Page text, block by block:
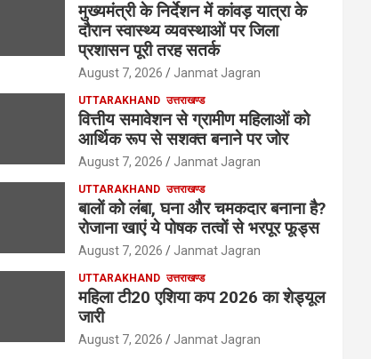
मुख्यमंत्री के निर्देशन में कांवड़ यात्रा के
दौरान स्वास्थ्य व्यवस्थाओं पर जिला
प्रशासन पूरी तरह सतर्क
August 7, 2026 Janmat Jagran
UTTARAKHAND उत्तराखण्ड
वित्तीय समावेशन से ग्रामीण महिलाओं को
आर्थिक रूप से सशक्त बनाने पर जोर
August 7, 2026 Janmat Jagran
UTTARAKHAND उत्तराखण्ड
बालों को लंबा, घना और चमकदार बनाना है?
रोजाना खाएं ये पोषक तत्वों से भरपूर फूड्स
August 7, 2026 Janmat Jagran
UTTARAKHAND उत्तराखण्ड
महिला टी20 एशिया कप 2026 का शेड्यूल
जारी
August 7, 2026 Janmat Jagran